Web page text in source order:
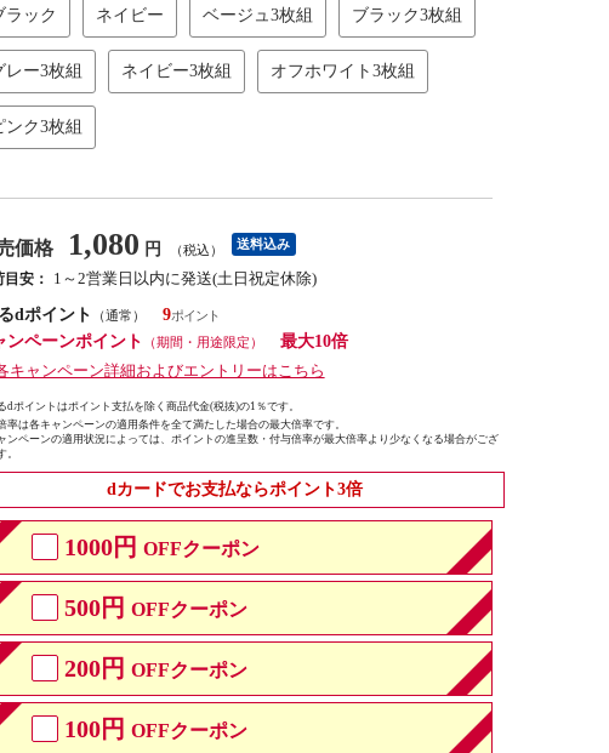
ラック ネイビー ベージュ3枚組 ブラック3枚組
レー3枚組 ネイビー3枚組 オフホワイト3枚組
ンク3枚組
価格 1,080 円 （税込） 送料込み
目安：
1～2営業日以内に発送(土日祝定休除)
dポイント
（通常）
9
ンペーンポイント
（期間・用途限定）
最大10倍
キャンペーン詳細およびエントリーはこちら
dポイントはポイント支払を除く商品代金(税抜)の1％です。
率は各キャンペーンの適用条件を全て満たした場合の最大倍率です。
ンペーンの適用状況によっては、ポイントの進呈数・付与倍率が最大倍率より少なくなる場合がござ
。
dカードでお支払ならポイント3倍
1000円 OFFクーポン
500円 OFFクーポン
200円 OFFクーポン
100円 OFFクーポン